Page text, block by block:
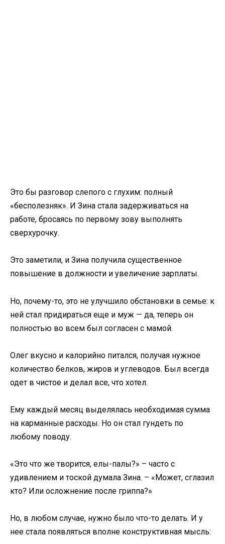
Это бы разговор слепого с глухим: полный
«бесполезняк». И Зина стала задерживаться на
работе, бросаясь по первому зову выполнять
сверхурочку.
Это заметили, и Зина получила существенное
повышение в должности и увеличение зарплаты.
Но, почему-то, это не улучшило обстановки в семье: к
ней стал придираться еще и муж — да, теперь он
полностью во всем был согласен с мамой.
Олег вкусно и калорийно питался, получая нужное
количество белков, жиров и углеводов. Был всегда
одет в чистое и делал все, что хотел.
Ему каждый месяц выделялась необходимая сумма
на карманные расходы. Но он стал гундеть по
любому поводу.
«Это что же творится, елы-палы?» – часто с
удивлением и тоской думала Зина. – «Может, сглазил
кто? Или осложнение после гриппа?»
Но, в любом случае, нужно было что-то делать. И у
нее стала появляться вполне конструктивная мысль: